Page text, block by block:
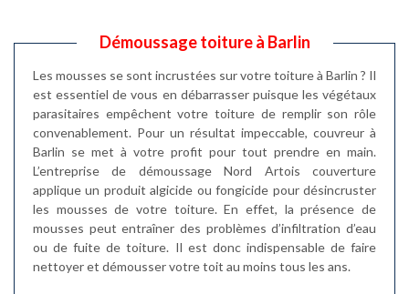
Démoussage toiture à Barlin
Les mousses se sont incrustées sur votre toiture à Barlin ? Il
est essentiel de vous en débarrasser puisque les végétaux
parasitaires empêchent votre toiture de remplir son rôle
convenablement. Pour un résultat impeccable, couvreur à
Barlin se met à votre profit pour tout prendre en main.
L’entreprise de démoussage Nord Artois couverture
applique un produit algicide ou fongicide pour désincruster
les mousses de votre toiture. En effet, la présence de
mousses peut entraîner des problèmes d’infiltration d’eau
ou de fuite de toiture. Il est donc indispensable de faire
nettoyer et démousser votre toit au moins tous les ans.